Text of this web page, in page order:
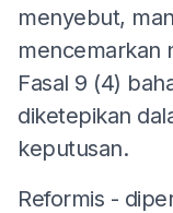
menyebut,
mencemarkan
Fasal 9 (4)
diketepikan
keputusan.
Reformis -